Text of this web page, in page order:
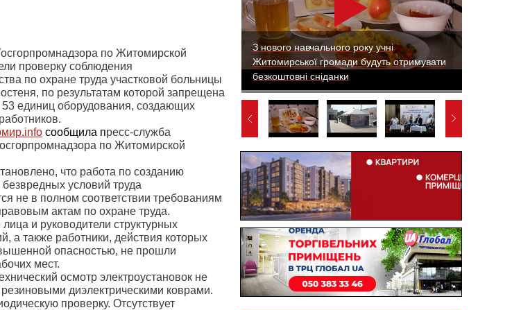
по Житомирской
проверку соблюдения
по охране труда участковой больницы
по результатам которой запрещена
53 единиц оборудования, создающих
.
info сообщила пресс-служба
по Житомирской
что работа по созданию
условий труда
не в полном соответствии требованиям
актам по охране труда.
и руководители структурных
а также работники, действия которых
опасностью, не прошли
мест.
осмотр электроустановок не
диэлектрическими коврами.
проверку. Отсутствует
З нового навчального року учні
Житомирської громади будуть отримувати
безкоштовні сніданки